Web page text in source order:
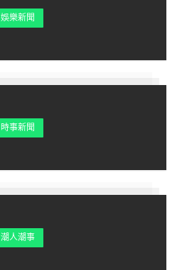
娛樂新聞
時事新聞
潮人潮事